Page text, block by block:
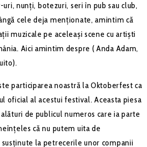
nunți, botezuri, seri în pub sau club,
cele deja menționate, amintim că
muzicale pe aceleași scene cu artiști
Aici amintim despre ( Anda Adam,
participarea noastră la Oktoberfest ca
oficial al acestui festival. Aceasta piesa
de publicul numeros care ia parte
că nu putem uita de
la petrecerile unor companii